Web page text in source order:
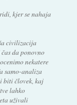
kjer se nahaja
civilizacija
da ponovno
nekatere
samo-analiza
biti človek, kaj
lahko
uživali